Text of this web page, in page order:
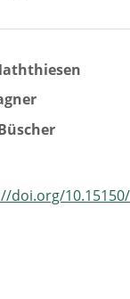
doi.org/